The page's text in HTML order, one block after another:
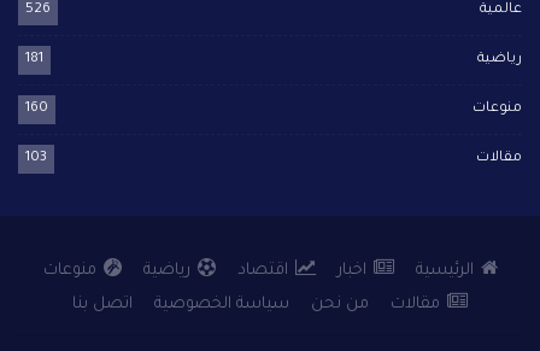
عالمية 526
رياضية 181
منوعات 160
مقالات 103
الرئيسية اخبار اقتصاد رياضية
منوعات
مقالات
من نحن سياسة الخصوصية اتصل بنا